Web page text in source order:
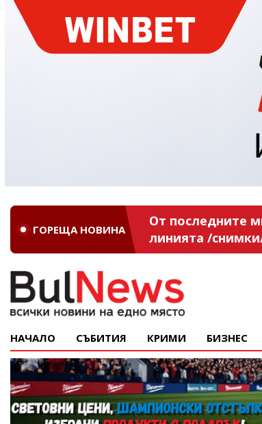
ГОРЕЩА НОВИНА
От последните
линията /
НАЧАЛО СЪБИТИЯ КРИМИ БИЗНЕС